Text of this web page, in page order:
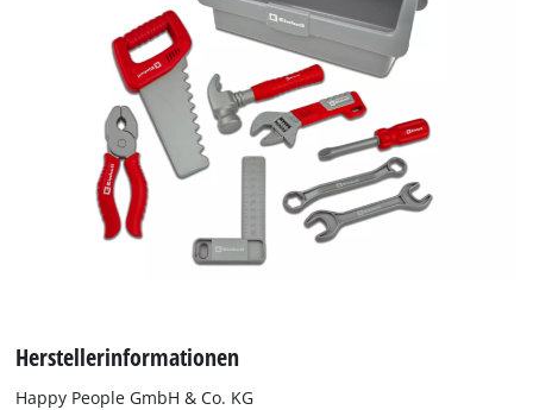
Wir benötigen deine Zustimmung, um
Google Maps laden zu können!
This content is not permitted to load due
to trackers that are not disclosed to the
visitor. The website owner needs to setup
the site with their CMP to add this content
to the list of technologies used.
Usercentrics Consent
Management Platform
Herstellerinformationen
Happy People GmbH & Co. KG